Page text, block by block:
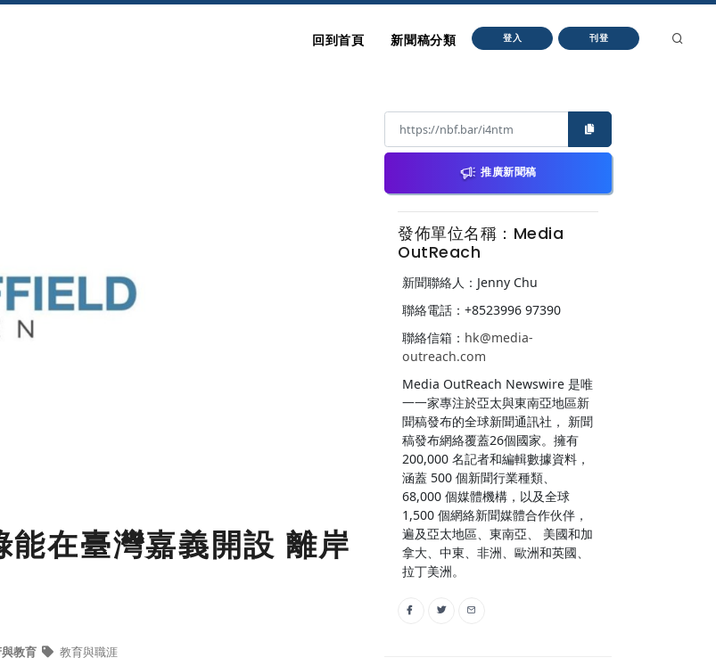
回到首頁 新聞稿分類 登入 刊登
在臺灣嘉義開設 離岸
教育 教育與職涯
推廣新聞稿
發佈單位名稱：Media
OutReach
新聞聯絡人：Jenny Chu
聯絡電話：+8523996 97390
聯絡信箱： hk@media-
outreach.com
Media OutReach Newswire 是唯
一一家專注於亞太與東南亞地區新
聞稿發布的全球新聞通訊社， 新聞
稿發布網絡覆蓋26個國家。擁有
200,000 名記者和編輯數據資料，
涵蓋 500 個新聞行業種類、
68,000 個媒體機構，以及全球
1,500 個網絡新聞媒體合作伙伴，
遍及亞太地區、東南亞、 美國和加
拿大、中東、非洲、歐洲和英國、
拉丁美洲。